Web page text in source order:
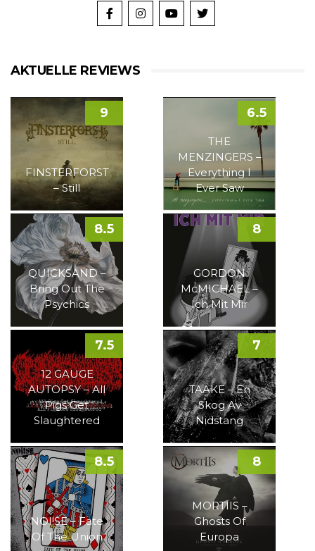
AKTUELLE REVIEWS
FINSTERFORST
– Still
9
THE
MENZINGERS –
Everything I
Ever Saw
6.5
QUICKSAND –
Bring Out The
Psychics
8.5
GORDON
McMICHAEL –
Ich Mit Mir
8
12 GAUGE
AUTOPSY – All
Pigs Get
Slaughtered
7.5
TAAKE – En
Skog Av
Nidstang
7
NOI!SE – Fate
Of The Union
8.5
MORTIIS –
Ghosts Of
Europa
8